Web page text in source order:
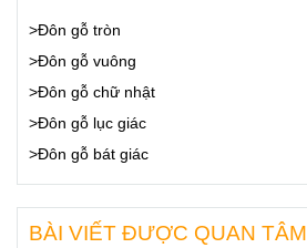
>Đôn gỗ tròn
>Đôn gỗ vuông
>Đôn gỗ chữ nhật
>Đôn gỗ lục giác
>Đôn gỗ bát giác
BÀI VIẾT ĐƯỢC QUAN TÂM